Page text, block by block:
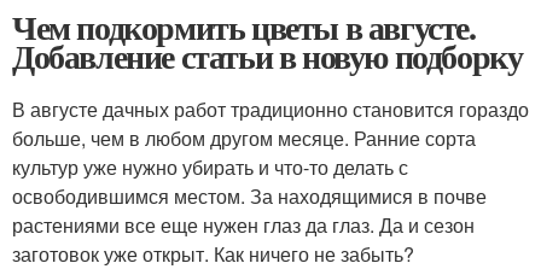
Чем подкормить цветы в августе.
Добавление статьи в новую подборку
В августе дачных работ традиционно становится гораздо
больше, чем в любом другом месяце. Ранние сорта
культур уже нужно убирать и что-то делать с
освободившимся местом. За находящимися в почве
растениями все еще нужен глаз да глаз. Да и сезон
заготовок уже открыт. Как ничего не забыть?